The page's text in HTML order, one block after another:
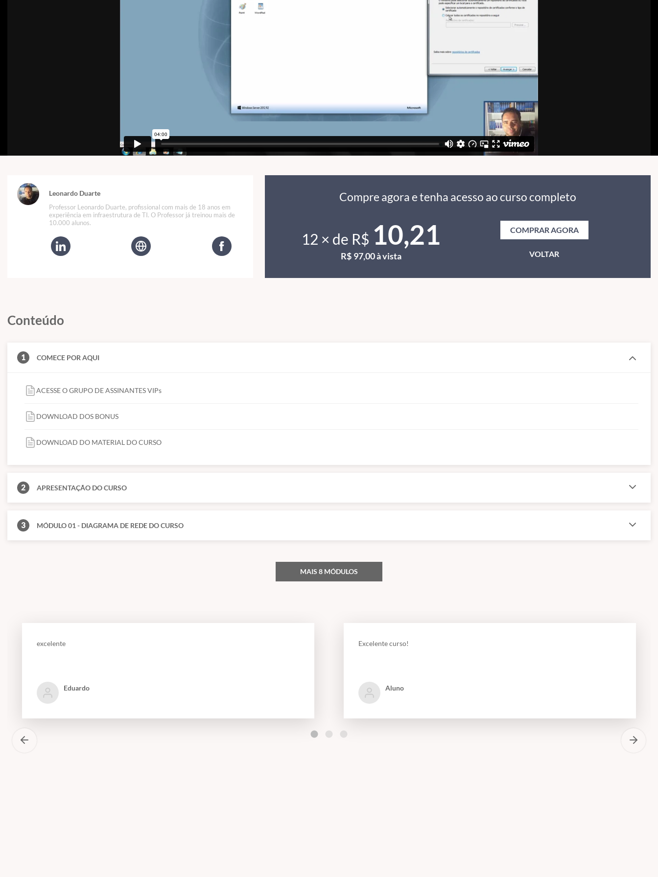
Leonardo Duarte
Professor Leonardo Duarte, profissional com mais de 18 anos em
experiência em infraestrutura de TI. O Professor já treinou mais de
10.000 alunos.
Compre agora e tenha acesso ao curso completo
12 × de R$ 10,21
R$ 97,00 à vista
COMPRAR AGORA
VOLTAR
Conteúdo
1 COMECE POR AQUI
ACESSE O GRUPO DE ASSINANTES VIPs
DOWNLOAD DOS BONUS
DOWNLOAD DO MATERIAL DO CURSO
2 APRESENTAÇÃO DO CURSO
3 MÓDULO 01 - DIAGRAMA DE REDE DO CURSO
MAIS 8 MÓDULOS
excelente
Eduardo
Excelente curso!
Aluno